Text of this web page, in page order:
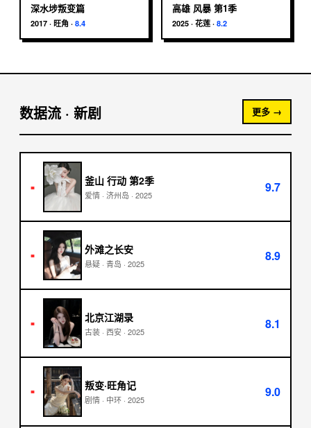
深水埗叛变篇
2017 · 旺角 · 8.4
高雄 风暴 第1季
2025 · 花莲 · 8.2
数据流 · 新剧 更多 →
■ 釜山 行动 第2季
爱情 · 济州岛 · 2025 9.7
■ 外滩之长安
悬疑 · 青岛 · 2025 8.9
■ 北京江湖录
古装 · 西安 · 2025 8.1
■ 叛变·旺角记
剧情 · 中环 · 2025 9.0